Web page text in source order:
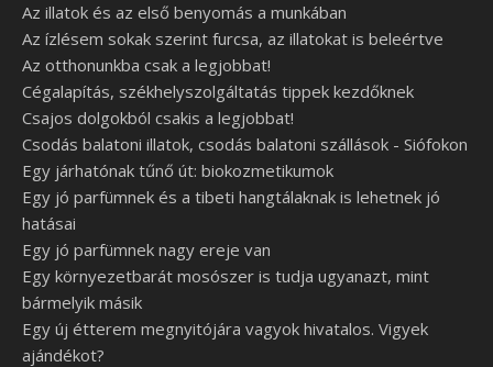
Az illatok és az első benyomás a munkában
Az ízlésem sokak szerint furcsa, az illatokat is beleértve
Az otthonunkba csak a legjobbat!
Cégalapítás, székhelyszolgáltatás tippek kezdőknek
Csajos dolgokból csakis a legjobbat!
Csodás balatoni illatok, csodás balatoni szállások - Siófokon
Egy járhatónak tűnő út: biokozmetikumok
Egy jó parfümnek és a tibeti hangtálaknak is lehetnek jó
hatásai
Egy jó parfümnek nagy ereje van
Egy környezetbarát mosószer is tudja ugyanazt, mint
bármelyik másik
Egy új étterem megnyitójára vagyok hivatalos. Vigyek
ajándékot?